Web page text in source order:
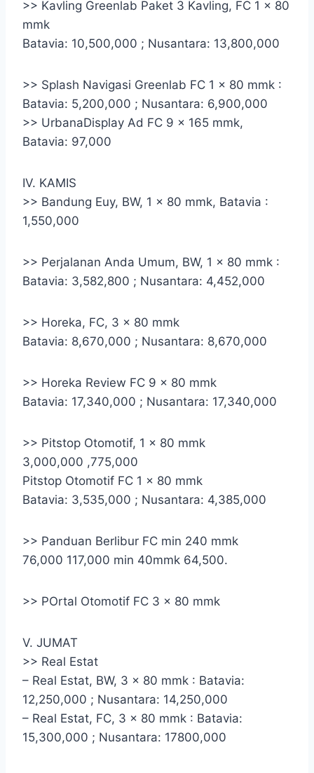
>> Kavling­ Greenlab ­Paket 3 Kavling, FC 1 x 80
mmk
Batavia: 10,500,000 ; Nusantara: 13,800,000
>> Splash Navigasi Greenlab FC 1 x 80 mmk :
Batavia: 5,200,000 ; Nusantara: 6,900,000
>> Urbana­Display Ad FC 9 x 165 mmk,
Batavia: 97,000
IV. KAMIS
>> Bandung Euy, BW, 1 x 80 mmk, Batavia :
1,550,000
>> Perjalanan Anda Umum, BW, 1 x 80 mmk :
Batavia: 3,582,800 ; Nusantara: 4,452,000
>> Horeka, FC, 3 x 80 mmk
Batavia: 8,670,000 ; Nusantara: 8,670,000
>> Horeka Review FC 9 x 80 mmk
Batavia: 17,340,000 ; Nusantara: 17,340,000
>> Pitstop Otomotif, 1 x 80 mmk
3,000,000 ,775,000
Pitstop Otomotif FC 1 x 80 mmk
Batavia: 3,535,000 ; Nusantara: 4,385,000
>> Panduan Berlibur FC min 240 mmk
76,000 117,000 min 40mmk 64,500.
>> POrtal Otomotif FC 3 x 80 mmk
V. JUMAT
>> Real Estat
– Real Estat, BW, 3 x 80 mmk : Batavia:
12,250,000 ; Nusantara: 14,250,000
– Real Estat, FC, 3 x 80 mmk : Batavia:
15,300,000 ; Nusantara: 17800,000